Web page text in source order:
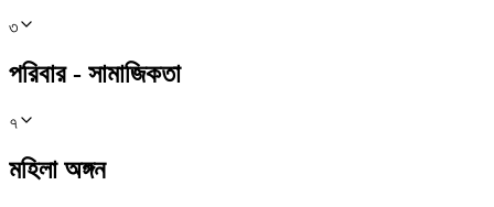
৩
পরিবার - সামাজিকতা
৭
মহিলা অঙ্গন